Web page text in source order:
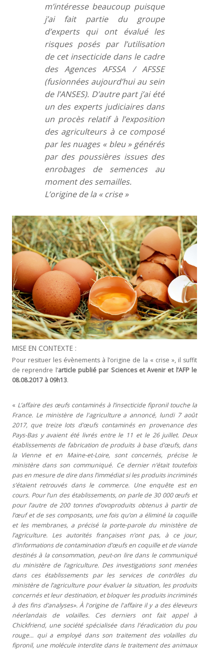
m’intéresse beaucoup puisque
j’ai fait partie du groupe
d’experts qui ont évalué les
risques posés par l’utilisation
de cet insecticide dans le cadre
des Agences AFSSA / AFSSE
(fusionnées aujourd’hui au sein
de l’ANSES). D’autre part j’ai été
un des experts judiciaires dans
un procès relatif à l’exposition
des agriculteurs à ce composé
par les nuages « bleu » générés
par des poussières issues des
enrobages de semences au
moment des semailles.
L’origine de la « crise »
MISE EN CONTEXTE :
Pour resituer les évènements à l’origine de la « crise », il suffit
de reprendre l’article publié par Sciences et Avenir et l’AFP le
08.08.2017 à 09h13.
« L’affaire des œufs contaminés à l’insecticide fipronil touche la
France. Le ministère de l'agriculture a annoncé, lundi 7 août
2017, que treize lots d’œufs contaminés en provenance des
Pays-Bas y avaient été livrés entre le 11 et le 26 juillet. Deux
établissements de fabrication de produits à base d’œufs, dans
la Vienne et en Maine-et-Loire, sont concernés, précise le
ministère dans son communiqué. Ce dernier n’était toutefois
pas en mesure de dire dans l’immédiat si les produits incriminés
s’étaient retrouvés dans le commerce. Une enquête est en
cours. Pour l’un des établissements, on parle de 30 000 œufs et
pour l’autre de 200 tonnes d’ovoproduits obtenus à partir de
l’œuf et de ses composants, une fois qu’on a éliminé la coquille
et les membranes, a précisé la porte-parole du ministère de
l’agriculture. Les autorités françaises n’ont pas, à ce jour,
d’informations de contamination d’œufs en coquille et de viande
destinés à la consommation, peut-on lire dans le communiqué
du ministère de l’agriculture. Des investigations sont menées
dans ces établissements par les services de contrôles du
ministère de l’agriculture pour évaluer la situation, les produits
concernés et leur destination, et bloquer les produits incriminés
à des fins d’analyses». À l'origine de l'affaire il y a des éleveurs
néerlandais de volailles. Ces derniers ont fait appel à
Chickfriend, une société spécialisée dans l'éradication du pou
rouge... qui a employé dans son traitement des volailles du
fipronil, une molécule interdite dans le traitement des animaux